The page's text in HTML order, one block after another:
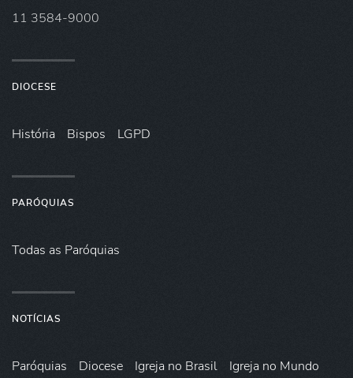
11 3584-9000
DIOCESE
História Bispos LGPD
PARÓQUIAS
Todas as Paróquias
NOTÍCIAS
Paróquias Diocese Igreja no Brasil Igreja no Mundo